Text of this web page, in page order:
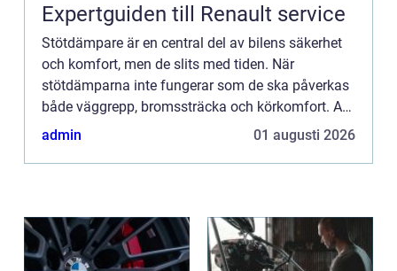
Expertguiden till Renault service
Stötdämpare är en central del av bilens säkerhet
och komfort, men de slits med tiden. När
stötdämparna inte fungerar som de ska påverkas
både väggrepp, bromssträcka och körkomfort. Att
k&a...
admin 01 augusti 2026